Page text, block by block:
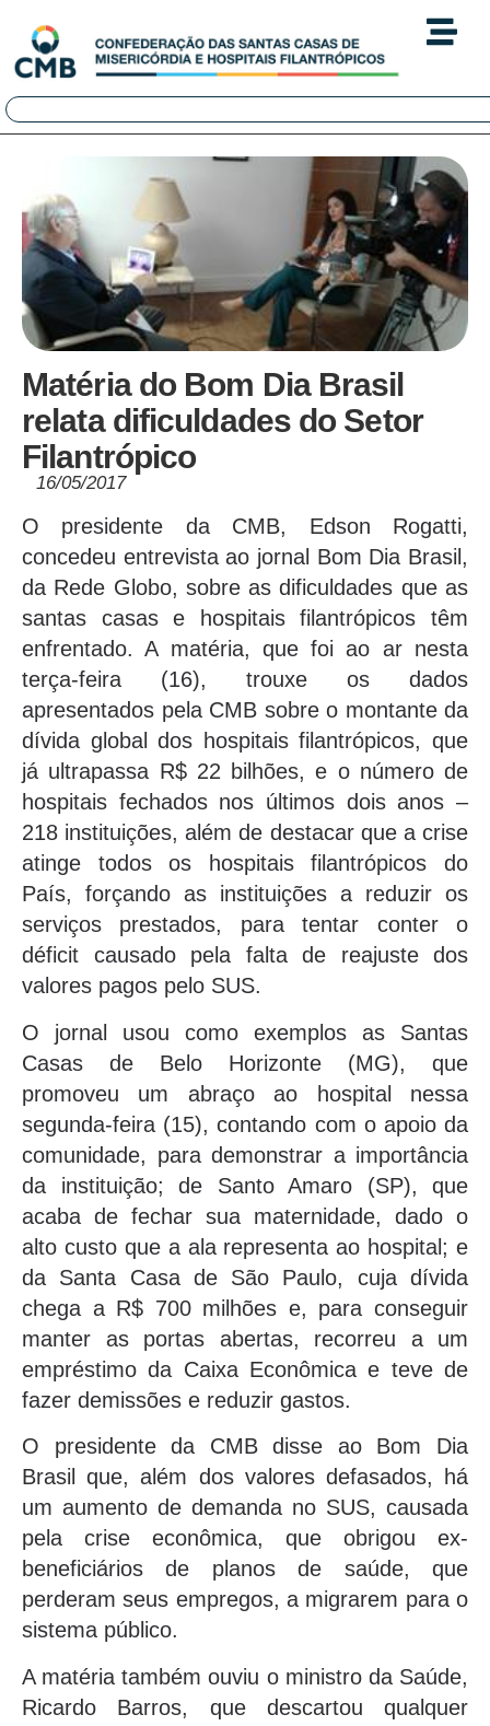
Matéria do Bom Dia Brasil
relata dificuldades do Setor
Filantrópico
16/05/2017
O presidente da CMB, Edson Rogatti,
concedeu entrevista ao jornal Bom Dia Brasil,
da Rede Globo, sobre as dificuldades que as
santas casas e hospitais filantrópicos têm
enfrentado. A matéria, que foi ao ar nesta
terça-feira (16), trouxe os dados
apresentados pela CMB sobre o montante da
dívida global dos hospitais filantrópicos, que
já ultrapassa R$ 22 bilhões, e o número de
hospitais fechados nos últimos dois anos –
218 instituições, além de destacar que a crise
atinge todos os hospitais filantrópicos do
País, forçando as instituições a reduzir os
serviços prestados, para tentar conter o
déficit causado pela falta de reajuste dos
valores pagos pelo SUS.
O jornal usou como exemplos as Santas
Casas de Belo Horizonte (MG), que
promoveu um abraço ao hospital nessa
segunda-feira (15), contando com o apoio da
comunidade, para demonstrar a importância
da instituição; de Santo Amaro (SP), que
acaba de fechar sua maternidade, dado o
alto custo que a ala representa ao hospital; e
da Santa Casa de São Paulo, cuja dívida
chega a R$ 700 milhões e, para conseguir
manter as portas abertas, recorreu a um
empréstimo da Caixa Econômica e teve de
fazer demissões e reduzir gastos.
O presidente da CMB disse ao Bom Dia
Brasil que, além dos valores defasados, há
um aumento de demanda no SUS, causada
pela crise econômica, que obrigou ex-
beneficiários de planos de saúde, que
perderam seus empregos, a migrarem para o
sistema público.
A matéria também ouviu o ministro da Saúde,
Ricardo Barros, que descartou qualquer